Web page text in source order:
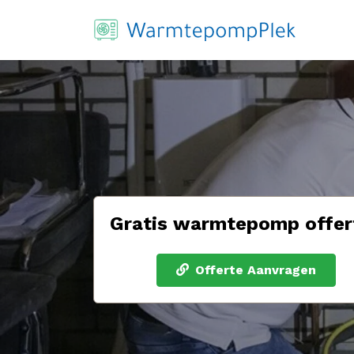
Gratis warmtepomp
Offerte Aanvragen